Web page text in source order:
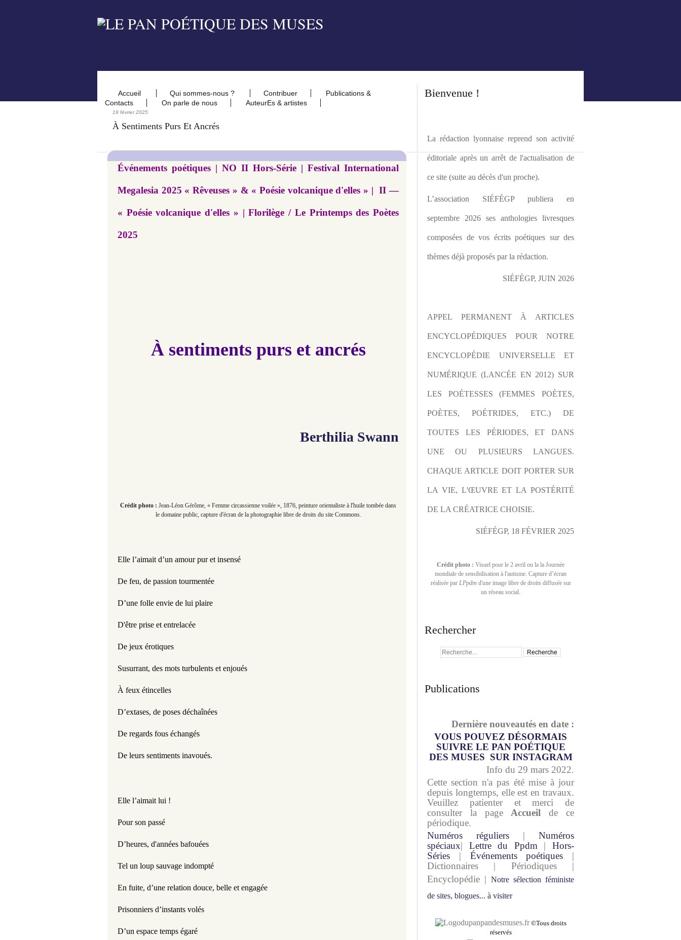
Accueil Qui sommes-nous ? Contribuer
Publications &
Contacts
On parle de nous AuteurEs & artistes
19 février 2025
À Sentiments Purs Et Ancrés
Événements poétiques | NO II Hors-Série | Festival International
Megalesia 2025 « Rêveuses » & « Poésie volcanique d'elles » | II —
« Poésie volcanique d'elles » | Florilège / Le Printemps des Poètes
2025
À sentiments purs et ancrés
Berthilia Swann
Crédit photo : Jean-Léon Gérôme, « Femme circassienne voilée », 1876, peinture orientaliste à l'huile tombée dans
le domaine public, capture d'écran de la photographie libre de droits du site Commons.
Elle l’aimait d’un amour pur et insensé
De feu, de passion tourmentée
D’une folle envie de lui plaire
D'être prise et entrelacée
De jeux érotiques
Susurrant, des mots turbulents et enjoués
À feux étincelles
D’extases, de poses déchaînées
De regards fous échangés
De leurs sentiments inavoués.
Elle l’aimait lui !
Pour son passé
D’heures, d'années bafouées
Tel un loup sauvage indompté
En fuite, d’une relation douce, belle et engagée
Prisonniers d’instants volés
D’un espace temps égaré
Bienvenue !
La rédaction lyonnaise reprend son activité
éditoriale après un arrêt de l'actualisation de
ce site (suite au décès d'un proche).
L’association SIÉFÉGP publiera en
septembre 2026 ses anthologies livresques
composées de vos écrits poétiques sur des
thèmes déjà proposés par la rédaction.
SIÉFÉGP, JUIN 2026
APPEL PERMANENT À ARTICLES
ENCYCLOPÉDIQUES POUR NOTRE
ENCYCLOPÉDIE UNIVERSELLE ET
NUMÉRIQUE (LANCÉE EN 2012) SUR
LES POÉTESSES (FEMMES POÈTES,
POÈTES, POÉTRIDES, ETC.) DE
TOUTES LES PÉRIODES, ET DANS
UNE OU PLUSIEURS LANGUES.
CHAQUE ARTICLE DOIT PORTER SUR
LA VIE, L'ŒUVRE ET LA POSTÉRITÉ
DE LA CRÉATRICE CHOISIE.
SIÉFÉGP, 18 FÉVRIER 2025
Crédit photo : Visuel pour le 2 avril ou la la Journée
mondiale de sensibilisation à l'autisme. Capture d’écran
réalisée par LPpdm d'une image libre de droits diffusée sur
un réseau social.
Rechercher
Publications
Dernière nouveautés en date :
VOUS POUVEZ DÉSORMAIS
SUIVRE LE PAN POÉTIQUE
DES MUSES SUR INSTAGRAM
Info du 29 mars 2022.
Cette section n'a pas été mise à jour
depuis longtemps, elle est en travaux.
Veuillez patienter et merci de
consulter la page Accueil de ce
périodique.
Numéros réguliers | Numéros
spéciaux| Lettre du Ppdm |Hors-
Séries | Événements poétiques |
Dictionnaires | Périodiques |
Encyclopédie | Notre sélection féministe
de sites, blogues... à visiter
pandesmuses.fr ©Tous droits
réservés